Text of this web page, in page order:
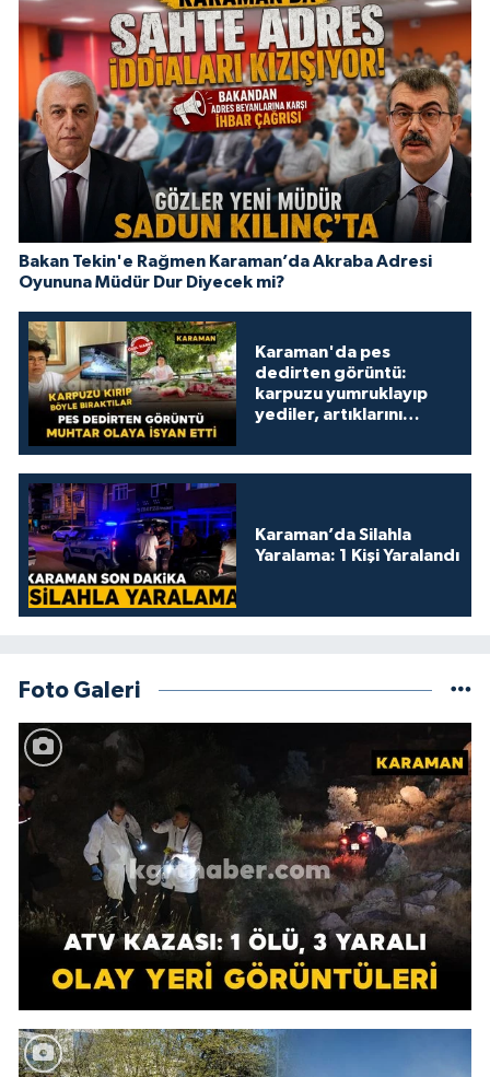
Bakan Tekin'e Rağmen Karaman’da Akraba Adresi
Oyununa Müdür Dur Diyecek mi?
Karaman'da pes
dedirten görüntü:
karpuzu yumruklayıp
yediler, artıklarını
Karaman’da Silahla
Yaralama: 1 Kişi Yaralandı
Foto Galeri